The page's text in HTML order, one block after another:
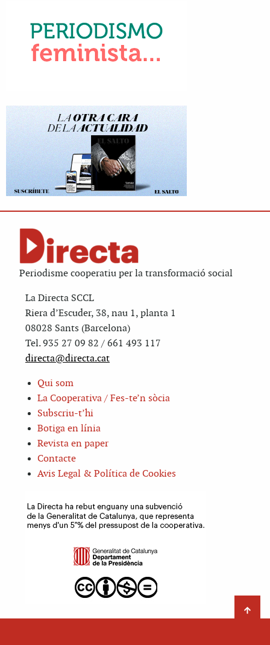
Periodisme cooperatiu per la transformació social
La Directa SCCL
Riera d’Escuder, 38, nau 1, planta 1
08028 Sants (Barcelona)
Tel. 935 27 09 82 / 661 493 117
directa@directa.cat
Qui som
La Cooperativa / Fes-te’n sòcia
Subscriu-t’hi
Botiga en línia
Revista en paper
Contacte
Avis Legal & Política de Cookies